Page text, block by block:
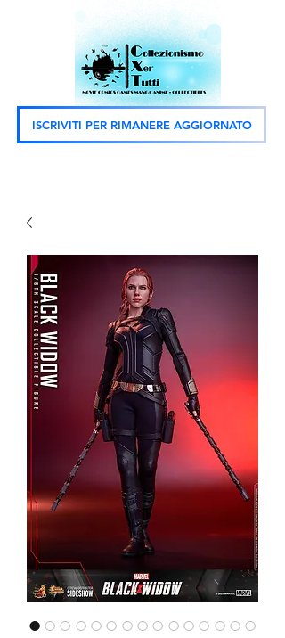
ISCRIVITI PER RIMANERE AGGIORNATO